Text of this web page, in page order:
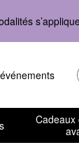
Cadeaux